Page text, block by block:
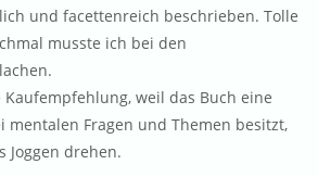
und facettenreich beschrieben. Tolle
musste ich bei den
weil das Buch eine
mentalen Fragen und Themen besitzt,
Joggen drehen.